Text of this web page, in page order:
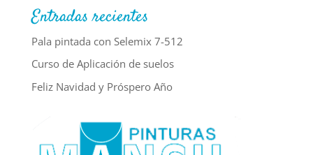
Entradas recientes
Pala pintada con Selemix 7-512
Curso de Aplicación de suelos
Feliz Navidad y Próspero Año